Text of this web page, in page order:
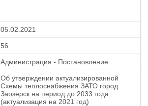
05.02.2021
56
Администрация - Постановление
Об утверждении актуализированной
Схемы теплоснабжения ЗАТО город
Заозерск на период до 2033 года
(актуализация на 2021 год)